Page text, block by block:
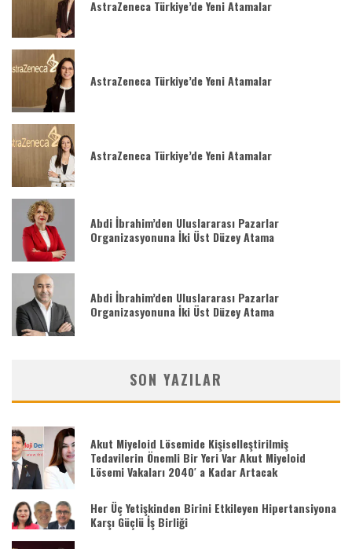
AstraZeneca Türkiye’de Yeni Atamalar
AstraZeneca Türkiye’de Yeni Atamalar
AstraZeneca Türkiye’de Yeni Atamalar
Abdi İbrahim’den Uluslararası Pazarlar
Organizasyonuna İki Üst Düzey Atama
Abdi İbrahim’den Uluslararası Pazarlar
Organizasyonuna İki Üst Düzey Atama
SON YAZILAR
Akut Miyeloid Lösemide Kişiselleştirilmiş
Tedavilerin Önemli Bir Yeri Var Akut Miyeloid
Lösemi Vakaları 2040′ a Kadar Artacak
Her Üç Yetişkinden Birini Etkileyen Hipertansiyona
Karşı Güçlü İş Birliği